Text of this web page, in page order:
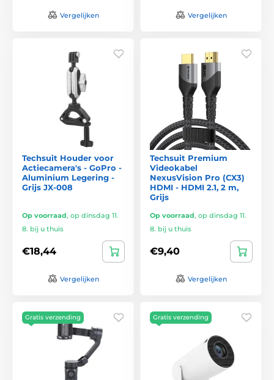
Vergelijken Vergelijken
Techsuit Houder voor
Actiecamera's - GoPro -
Aluminium Legering -
Grijs JX-008
Op voorraad, op dinsdag 11.
8. bij u thuis
€18,44
Vergelijken
Techsuit Premium
Videokabel
NexusVision Pro (CX3)
HDMI - HDMI 2.1, 2 m,
Grijs
Op voorraad, op dinsdag 11.
8. bij u thuis
€9,40
Vergelijken
Gratis verzending Gratis verzending